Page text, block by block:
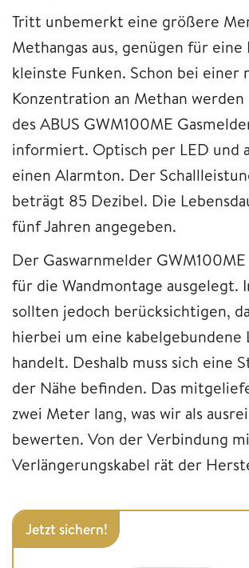
Tritt unbemerkt eine größere
Methangas aus, genügen für eine
kleinste Funken. Schon bei einer
Konzentration an Methan
des ABUS GWM100ME
informiert. Optisch per LED und
einen Alarmton. Der
beträgt 85 Dezibel. Die
fünf Jahren angegeben.
Der Gaswarnmelder
für die Wandmontage ausgelegt.
sollten jedoch berücksichtigen,
hierbei um eine kabelgebundene
handelt. Deshalb muss sich eine
der Nähe befinden. Das
zwei Meter lang, was wir als
bewerten. Von der Verbindung
Verlängerungskabel rät der
Jetzt sichern!